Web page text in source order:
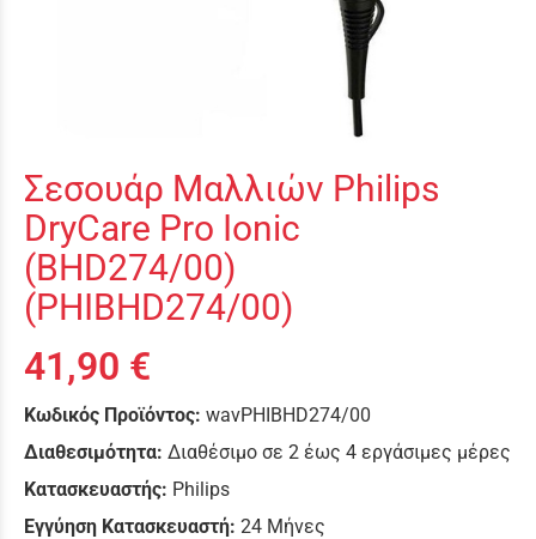
Σεσουάρ Μαλλιών Philips
DryCare Pro Ionic
(BHD274/00)
(PHIBHD274/00)
41,90 €
Κωδικός Προϊόντος: wavPHIBHD274/00
Διαθεσιμότητα: Διαθέσιμο σε 2 έως 4 εργάσιμες μέρες
Κατασκευαστής: Philips
Εγγύηση Κατασκευαστή: 24 Μήνες